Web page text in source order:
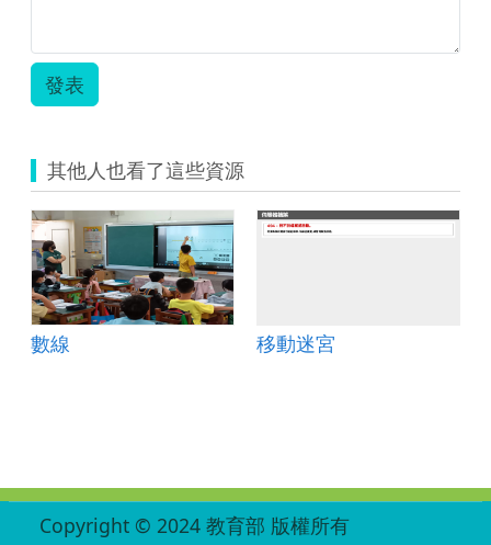
發表
其他人也看了這些資源
數線 移動迷宮
Copyright © 2024 教育部 版權所有